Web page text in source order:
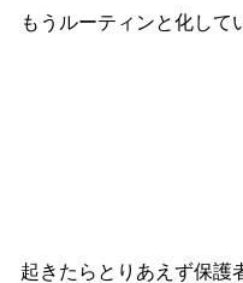
もうルーティンと化して
起きたらとりあえず保護